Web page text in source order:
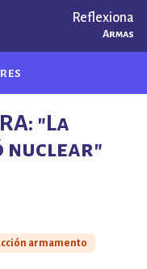
Reflexiona
Armas
"La
nuclear"
armamento